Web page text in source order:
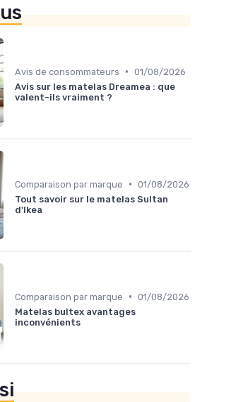
Avis de consommateurs • 01/08/2026
Avis sur les matelas Dreamea : que
valent-ils vraiment ?
Comparaison par marque • 01/08/2026
Tout savoir sur le matelas Sultan
d'Ikea
Comparaison par marque • 01/08/2026
Matelas bultex avantages
inconvénients